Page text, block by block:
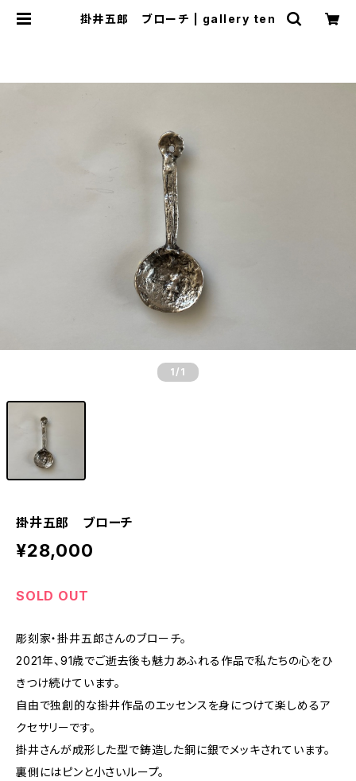
掛井五郎 ブローチ | gallery ten
1 /1
掛井五郎 ブローチ
¥28,000
SOLD OUT
彫刻家・掛井五郎さんのブローチ。
2021年、91歳でご逝去後も魅力あふれる作品で私たちの心をひ
きつけ続けています。
自由で独創的な掛井作品のエッセンスを身につけて楽しめるア
クセサリーです。
掛井さんが成形した型で鋳造した銅に銀でメッキされています。
裏側にはピンと小さいループ。